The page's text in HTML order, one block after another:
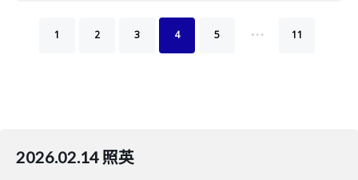
1 2 3 4 5 … 11
2026.02.14 照英